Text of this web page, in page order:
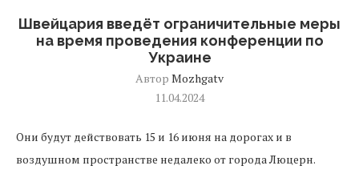
Швейцария введёт ограничительные меры
на время проведения конференции по
Украине
Автор Mozhgatv
11.04.2024
Они будут действовать 15 и 16 июня на дорогах и в
воздушном пространстве недалеко от города Люцерн.